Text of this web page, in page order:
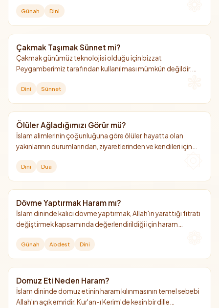
Günah Dini
Çakmak Taşımak Sünnet mi?
Çakmak günümüz teknolojisi olduğu için bizzat
Peygamberimiz tarafından kullanılması mümkün değildir.
hazırlıklı olmak adına İslam kültüründe güzel bir adet
Dini Sünnet
Ölüler Ağladığımızı Görür mü?
İslam alimlerinin çoğunluğuna göre ölüler, hayatta olan
yakınlarının durumlarından, ziyaretlerinden ve kendileri için
Dini Dua
Dövme Yaptırmak Haram mı?
İslam dininde kalıcı dövme yaptırmak, Allah'ın yarattığı fıtratı
değiştirmek kapsamında değerlendirildiği için haram
engel değildir.
Günah Abdest Dini
Domuz Eti Neden Haram?
İslam dininde domuz etinin haram kılınmasının temel sebebi
Allah'ın açık emridir. Kur'an-ı Kerim'de kesin bir dille